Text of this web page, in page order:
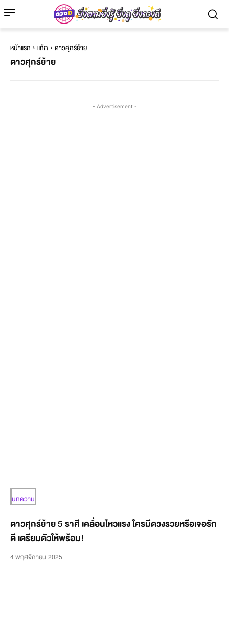
หน้าแรก แท็ก ดาวศุกร์ย้าย
ดาวศุกร์ย้าย
- Advertisement -
บทความ
ดาวศุกร์ย้าย 5 ราศี เคลื่อนไหวแรง ใครมีดวงรวยหรือเจอรัก
ดี เตรียมตัวให้พร้อม!
4 พฤศจิกายน 2025